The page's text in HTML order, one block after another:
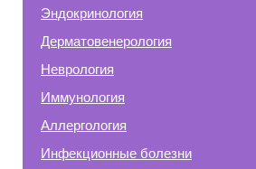
Эндокринология
Дерматовенерология
Неврология
Иммунология
Аллергология
Инфекционные болезни